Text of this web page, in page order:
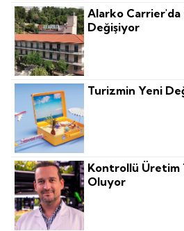
Alarko Carrier'da
Değişiyor
Turizmin Yeni
Kontrollü Üretim
Oluyor